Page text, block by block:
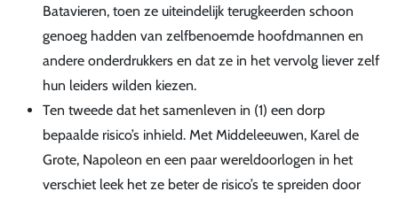
Batavieren, toen ze uiteindelijk terugkeerden schoon
genoeg hadden van zelfbenoemde hoofdmannen en
andere onderdrukkers en dat ze in het vervolg liever zelf
hun leiders wilden kiezen.
Ten tweede dat het samenleven in (1) een dorp
bepaalde risico’s inhield. Met Middeleeuwen, Karel de
Grote, Napoleon en een paar wereldoorlogen in het
verschiet leek het ze beter de risico’s te spreiden door